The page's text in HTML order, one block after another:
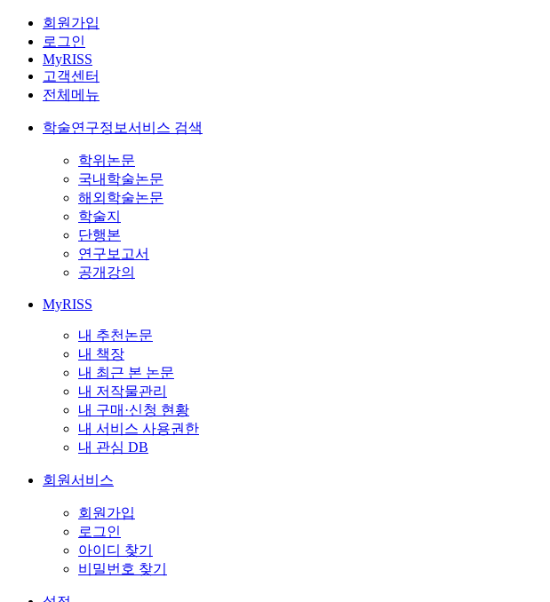
회원가입
로그인
MyRISS
고객센터
전체메뉴
학술연구정보서비스 검색
학위논문
국내학술논문
해외학술논문
학술지
단행본
연구보고서
공개강의
MyRISS
내 추천논문
내 책장
내 최근 본 논문
내 저작물관리
내 구매·신청 현황
내 서비스 사용권한
내 관심 DB
회원서비스
회원가입
로그인
아이디 찾기
비밀번호 찾기